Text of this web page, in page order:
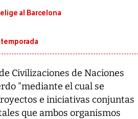
al Barcelona
Civilizaciones de Naciones
"mediante el cual se
e iniciativas conjuntas
que ambos organismos